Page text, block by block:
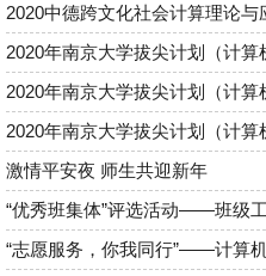
激情平安夜 师生共迎新年
“优秀班集体”评选活动——班级